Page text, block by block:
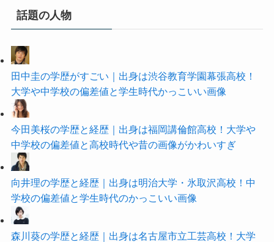
話題の人物
田中圭の学歴がすごい｜出身は渋谷教育学園幕張高校！
大学や中学校の偏差値と学生時代かっこいい画像
今田美桜の学歴と経歴｜出身は福岡講倫館高校！大学や
中学校の偏差値と高校時代や昔の画像がかわいすぎ
向井理の学歴と経歴｜出身は明治大学・氷取沢高校！中
学校の偏差値と学生時代のかっこいい画像
森川葵の学歴と経歴｜出身は名古屋市立工芸高校！大学